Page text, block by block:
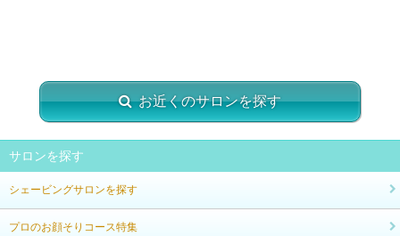
お近くのサロンを探す
サロンを探す
シェービングサロンを探す
プロのお顔そりコース特集